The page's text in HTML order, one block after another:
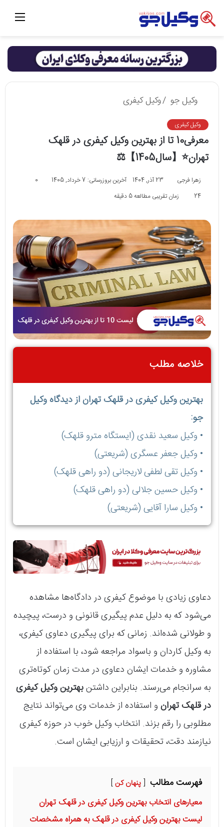
منو
وکیل جو /وکیل کیفری
وکیل کیفری
معرفی10 تا از بهترین وکیل کیفری در قلهک
تهران⭐️【سال1405】⚖️
زهرا فرجی 23 آذر, 1404 آخرین بروزرسانی: 7 خرداد, 1405
0
24
زمان تقریبی مطالعه 5 دقیقه
خلاصه مطلب
بهترین وکیل کیفری در قلهک تهران از دیدگاه وکیل
جو:
• وکیل سعید نقدی (ایستگاه مترو قلهک)
• وکیل جعفر عسگری (شریعتی)
• وکیل تقی لطفی لاریجانی (دو راهی قلهک)
• وکیل حسین جلالی (دو راهی قلهک)
• وکیل سارا آقایی (شریعتی)
دعاوی زیادی با موضوع کیفری در دادگاه‌ها مشاهده
می‌شود که به دلیل عدم پیگیری قانونی و درست، پیچیده
و طولانی شده‌اند. زمانی که برای پیگیری دعاوی کیفری،
به وکیل کاردان و باسواد مراجعه شود، با استفاده از
مشاوره و خدمات ایشان دعاوی در مدت زمان کوتاه‌تری
به سرانجام می‌رسند. بنابراین داشتنبهترین وکیل کیفری
در قلهک تهران و استفاده از خدمات وی می‌تواند نتایج
مطلوبی را رقم بزند. انتخاب وکیل خوب در حوزه کیفری
نیازمند دقت، تحقیقات و ارزیابی ایشان است.
فهرست مطالب پنهان کن
معیارهای انتخاب بهترین وکیل کیفری در قلهک تهران
لیست بهترین وکیل کیفری در قلهک به همراه مشخصات